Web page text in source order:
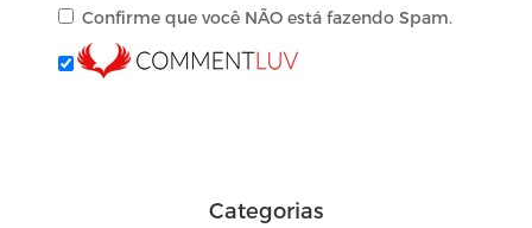
Confirme que você NÃO está fazendo Spam.
Categorias